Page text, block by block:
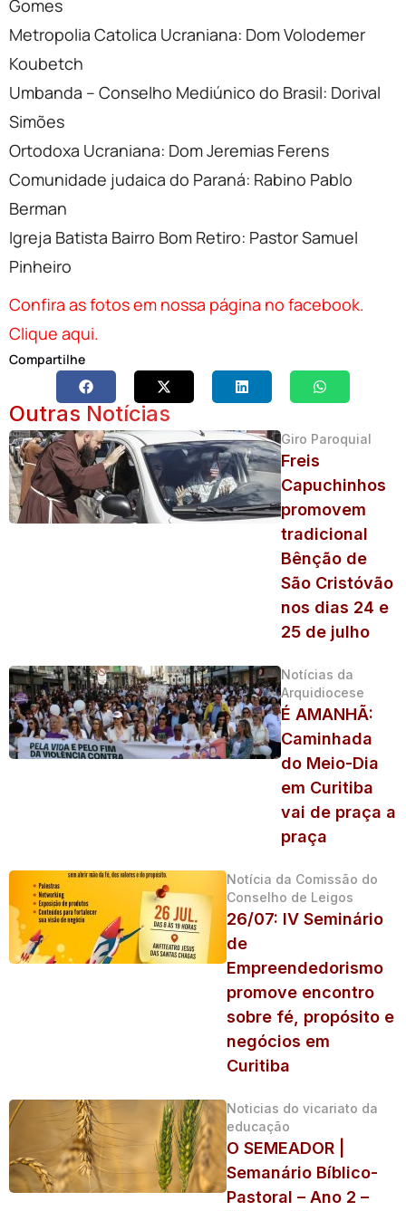
Gomes
Metropolia Catolica Ucraniana: Dom Volodemer
Koubetch
Umbanda – Conselho Mediúnico do Brasil: Dorival
Simões
Ortodoxa Ucraniana: Dom Jeremias Ferens
Comunidade judaica do Paraná: Rabino Pablo
Berman
Igreja Batista Bairro Bom Retiro: Pastor Samuel
Pinheiro
Confira as fotos em nossa página no facebook.
Clique aqui.
Compartilhe
Outras Notícias
Giro Paroquial
Freis
Capuchinhos
promovem
tradicional
Bênção de
São Cristóvão
nos dias 24 e
25 de julho
Notícias da
Arquidiocese
É AMANHÃ:
Caminhada
do Meio-Dia
em Curitiba
vai de praça a
praça
Notícia da Comissão do
Conselho de Leigos
26/07: IV Seminário
de
Empreendedorismo
promove encontro
sobre fé, propósito e
negócios em
Curitiba
Noticias do vicariato da
educação
O SEMEADOR |
Semanário Bíblico-
Pastoral – Ano 2 –